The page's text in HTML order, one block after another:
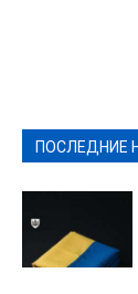
ПОСЛЕДНИЕ